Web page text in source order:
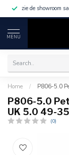
zie de showroom
MENU
Home / P806-5.0
P806-5.0
UK 5.0 49-
(0)